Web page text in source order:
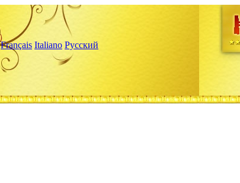
Français Italiano Русский